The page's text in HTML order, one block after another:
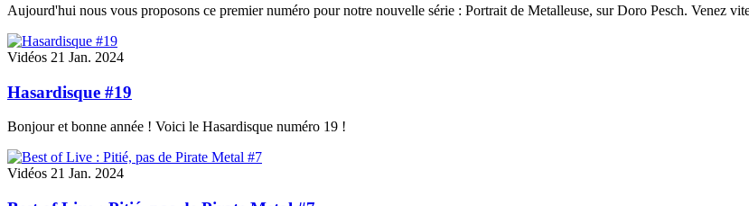
Aujourd'hui nous vous proposons ce premier numéro pour notre nouvelle série : Portrait de Metalleuse, sur Doro Pesch. Venez
Vidéos 21 Jan. 2024
Hasardisque #19
Bonjour et bonne année ! Voici le Hasardisque numéro 19 !
Vidéos 21 Jan. 2024